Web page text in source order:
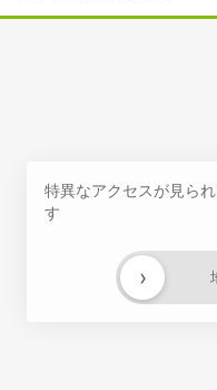
特異なアクセスが見ら
す
›